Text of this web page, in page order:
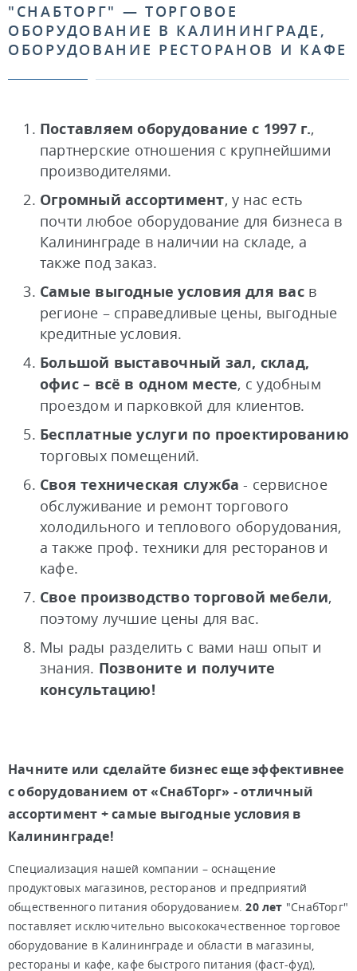
"СНАБТОРГ" — ТОРГОВОЕ
ОБОРУДОВАНИЕ В КАЛИНИНГРАДЕ,
ОБОРУДОВАНИЕ РЕСТОРАНОВ И КАФЕ
Поставляем оборудование с 1997 г.,
партнерские отношения с крупнейшими
производителями.
Огромный ассортимент, у нас есть
почти любое оборудование для бизнеса в
Калининграде в наличии на складе, а
также под заказ.
Самые выгодные условия для васв
регионе – справедливые цены, выгодные
кредитные условия.
Большой выставочный зал, склад,
офис – всё в одном месте, с удобным
проездом и парковкой для клиентов.
Бесплатные услуги по проектированию
торговых помещений.
Своя техническая служба- сервисное
обслуживание и ремонт торгового
холодильного и теплового оборудования,
а также проф. техники для ресторанов и
кафе.
Свое производство торговой мебели,
поэтому лучшие цены для вас.
Мы рады разделить с вами наш опыт и
знания. Позвоните и получите
консультацию!
Начните или сделайте бизнес еще эффективнее
с оборудованием от «СнабТорг» - отличный
ассортимент + самые выгодные условия в
Калининграде!
Специализация нашей компании – оснащение
продуктовых магазинов, ресторанов и предприятий
общественного питания оборудованием.20 лет "СнабТорг"
поставляет исключительно высококачественное торговое
оборудование в Калининграде и области в магазины,
рестораны и кафе, кафе быстрого питания (фаст-фуд),